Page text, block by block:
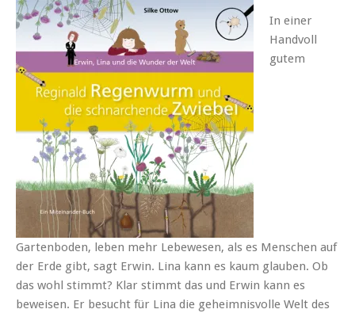
In einer
Handvoll
gutem
Gartenboden, leben mehr Lebewesen, als es Menschen auf
der Erde gibt, sagt Erwin. Lina kann es kaum glauben. Ob
das wohl stimmt? Klar stimmt das und Erwin kann es
beweisen. Er besucht für Lina die geheimnisvolle Welt des